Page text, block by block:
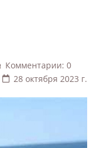
Комментарии: 0
28 октября 2023 г.